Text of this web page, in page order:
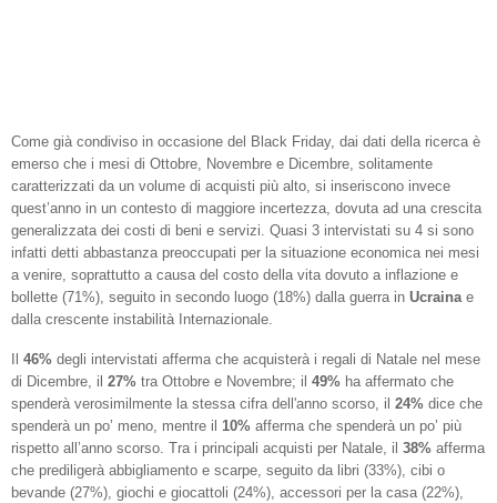
Come già condiviso in occasione del Black Friday, dai dati della ricerca è
emerso che i mesi di Ottobre, Novembre e Dicembre, solitamente
caratterizzati da un volume di acquisti più alto, si inseriscono invece
quest’anno in un contesto di maggiore incertezza, dovuta ad una crescita
generalizzata dei costi di beni e servizi. Quasi 3 intervistati su 4 si sono
infatti detti abbastanza preoccupati per la situazione economica nei mesi
a venire, soprattutto a causa del costo della vita dovuto a inflazione e
bollette (71%), seguito in secondo luogo (18%) dalla guerra in Ucrainae
dalla crescente instabilità Internazionale.
46% degli intervistati afferma che acquisterà i regali di Natale nel mese
di Dicembre, il 27% tra Ottobre e Novembre; il 49% ha affermato che
spenderà verosimilmente la stessa cifra dell'anno scorso, il 24% dice che
spenderà un po’ meno, mentre il 10% afferma che spenderà un po’ più
rispetto all’anno scorso. Tra i principali acquisti per Natale, il 38% afferma
che prediligerà abbigliamento e scarpe, seguito da libri (33%), cibi o
bevande (27%), giochi e giocattoli (24%), accessori per la casa (22%),